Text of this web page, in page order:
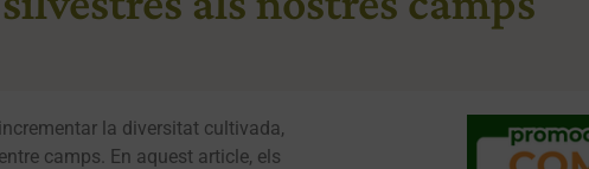
la diversitat cultivada,
camps. En aquest article, els